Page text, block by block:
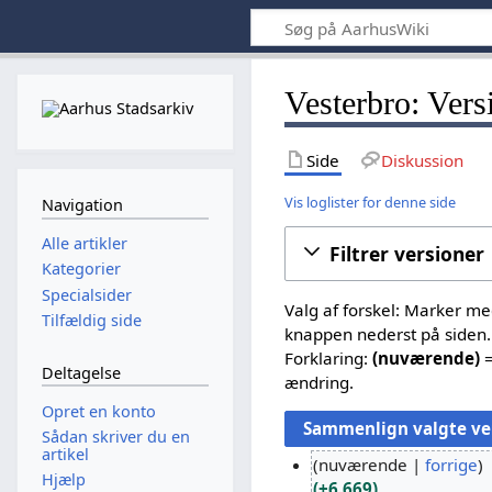
Vesterbro:
Side Diskussion
Vis loglister for denne side
Filtrer versioner
Valg af forskel: Marker
knappen nederst på siden.
Forklaring:(nuværende)
ændring.
nuværende forrige
Navigation
Alle artikler
Kategorier
Specialsider
Tilfældig side
Deltagelse
Opret en konto
Sådan skriver du en
artikel
Hjælp